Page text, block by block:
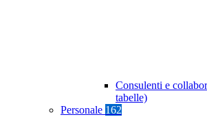
Consulenti e
tabelle)
Personale 162